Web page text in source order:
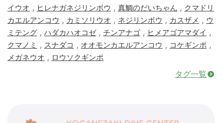
イウオ , ヒレナガネジリンボウ , 真鯛のだいちゃん , クマドリ
カエルアンコウ , カミソリウオ , ネジリンボウ , カスザメ , ウ
ミテング , ハダカハオコゼ, チンアナゴ , ヒメアゴアマダイ ,
クマノミ , スナダコ , オオモンカエルアンコウ , コケギンポ ,
メガネウオ , ロウソクギンポ
タグ一覧